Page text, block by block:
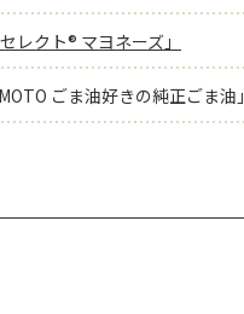
レクト® マヨネーズ」
ごま油好きの純正ごま油」